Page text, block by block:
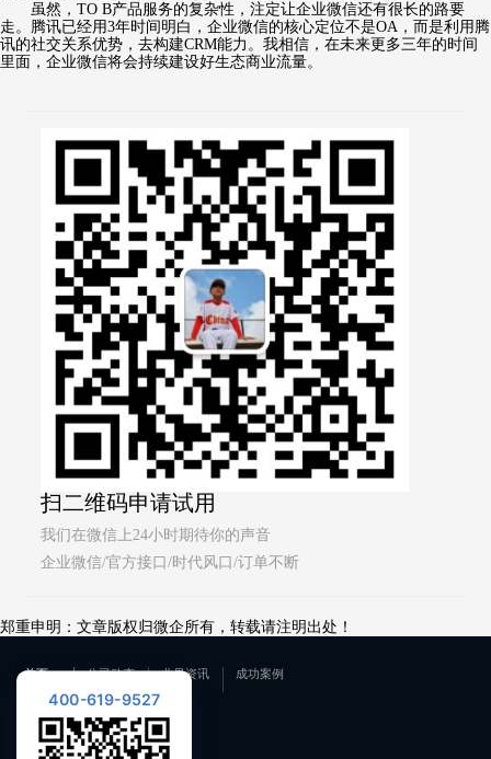
虽然，TO B产品服务的复杂性，注定让企业微信还有很长的路要
走。腾讯已经用3年时间明白，企业微信的核心定位不是OA，而是利用腾
讯的社交关系优势，去构建CRM能力。我相信，在未来更多三年的时间
里面，企业微信将会持续建设好生态商业流量。
扫二维码申请试用
我们在微信上24小时期待你的声音
企业微信/官方接口/时代风口/订单不断
郑重申明：文章版权归微企所有，转载请注明出处！
首页 公司动态 业界资讯 成功案例
联系我们
400-619-9527